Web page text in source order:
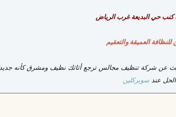
حي البديعة غرب الرياض
للنظافة العميقة والتعقيم
عن شركة تنظيف مجالس ترجع أثاثك نظيف ومشرق كأنه جديد
عند سوبركلين